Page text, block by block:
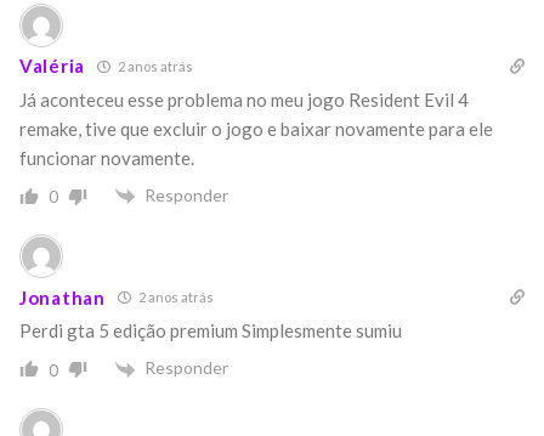
Valéria 2 anos atrás
Já aconteceu esse problema no meu jogo Resident Evil 4
remake, tive que excluir o jogo e baixar novamente para ele
funcionar novamente.
0 Responder
Jonathan 2 anos atrás
Perdi gta 5 edição premium Simplesmente sumiu
0 Responder